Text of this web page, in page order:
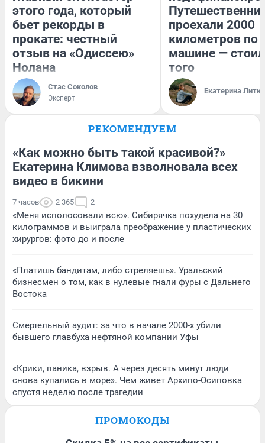
этого года, который
бьет рекорды в
прокате: честный
отзыв на «Одиссею»
Нолана
Стас Соколов
Эксперт
проехали 2000
километров по
машине —
того
Екатерина
РЕКОМЕНДУЕМ
«Как можно быть такой красивой?»
Екатерина Климова взволновала всех
видео в бикини
7 часов 2 365 2
«Меня исполосовали всю». Сибирячка похудела на 30
килограммов и выиграла преображение у пластических
хирургов: фото до и после
«Платишь бандитам, либо стреляешь». Уральский
бизнесмен о том, как в нулевые гнали фуры с Дальнего
Востока
Смертельный аудит: за что в начале 2000-х убили
бывшего главбуха нефтяной компании Уфы
«Крики, паника, взрыв. А через десять минут люди
снова купались в море». Чем живет Архипо-Осиповка
спустя неделю после трагедии
ПРОМОКОДЫ